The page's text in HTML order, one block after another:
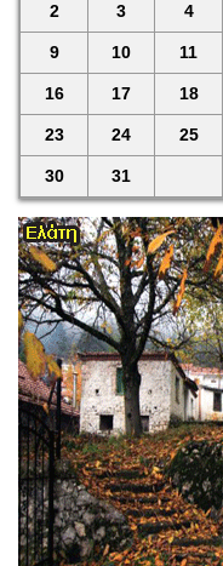
2 3 4
9 10 11
16 17 18
23 24 25
30 31